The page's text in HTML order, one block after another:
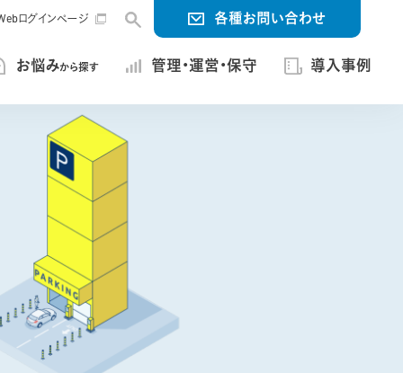
お悩みから探す 管理・運営・保守 導入事例
ログインページ 各種お問い合わせ